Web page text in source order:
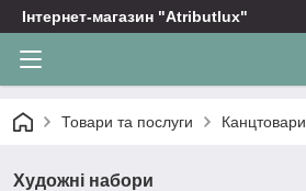
Інтернет-магазин "Atributlux"
Товари та послуги Канцтовари
Художні набори